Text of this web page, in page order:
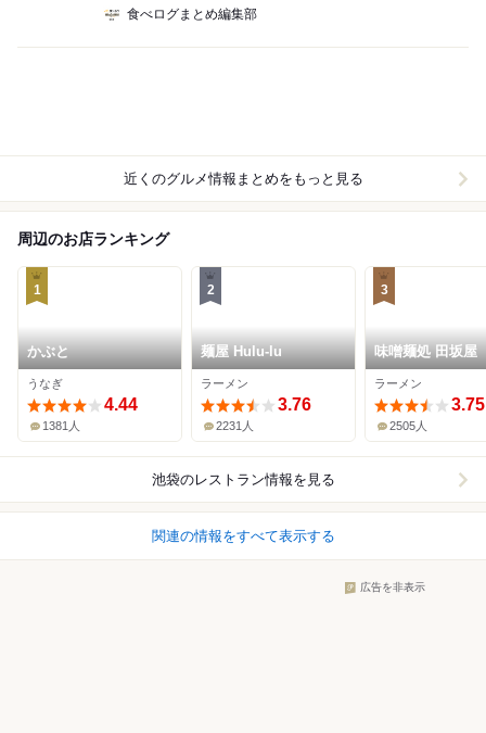
食べログまとめ編集部
近くのグルメ情報まとめをもっと見る
周辺のお店ランキング
1
かぶと
うなぎ
4.44
1381人
2
麺屋 Hulu-lu
ラーメン
3.76
2231人
3
味噌麺処 田坂屋
ラーメン
3.75
2505人
池袋のレストラン情報を見る
関連の情報をすべて表示する
広告を非表示